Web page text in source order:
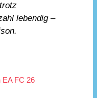
lebendig –
EA FC 26